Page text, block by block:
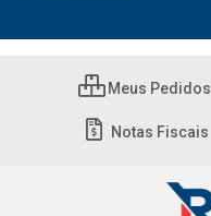
Meus Pedidos
Notas Fiscais